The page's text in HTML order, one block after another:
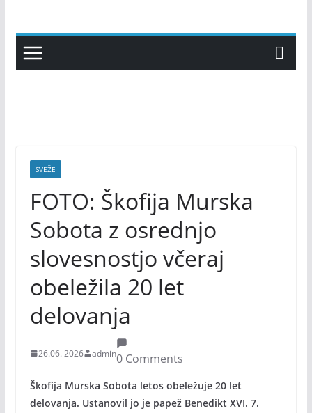
content
SVEŽE
FOTO: Škofija Murska
Sobota z osrednjo
slovesnostjo včeraj
obeležila 20 let
delovanja
26.06. 2026 admin0 Comments
Škofija Murska Sobota letos obeležuje 20 let
delovanja. Ustanovil jo je papež Benedikt XVI. 7.